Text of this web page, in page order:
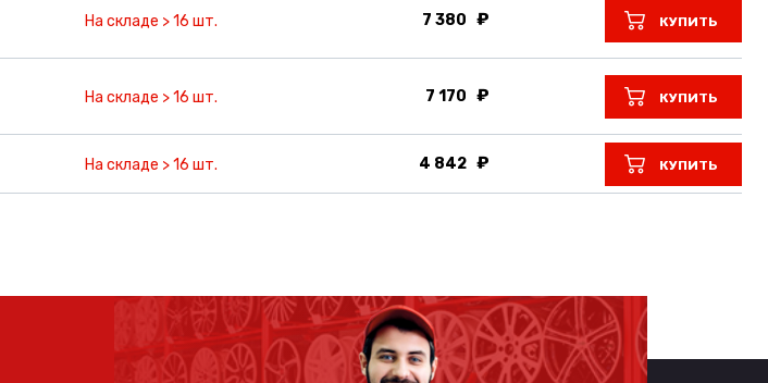
На складе > 16 шт. 7 380 КУПИТЬ
На складе > 16 шт. 7 170 КУПИТЬ
На складе > 16 шт. 4 842 КУПИТЬ